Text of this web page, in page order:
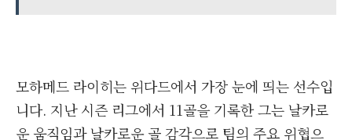
모하메드 라이히는 위다드에서 가장 눈에 띄는 선수입
니다. 지난 시즌 리그에서 11골을 기록한 그는 날카로
운 움직임과 날카로운 골 감각으로 팀의 주요 위협으